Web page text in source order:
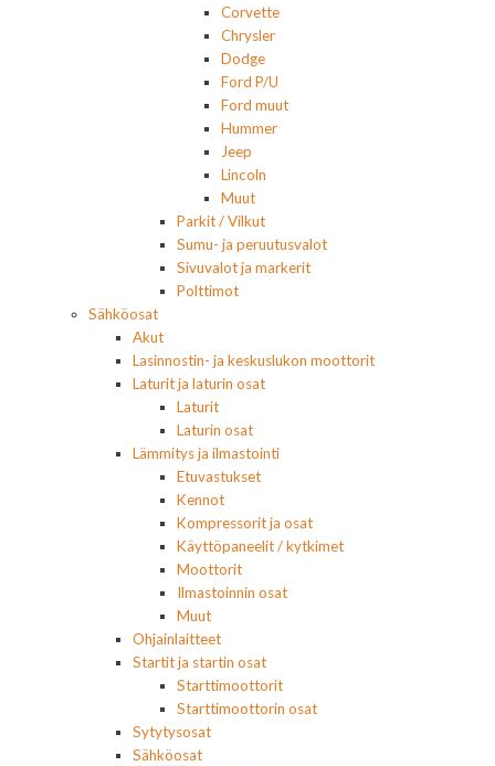
Corvette
Chrysler
Dodge
Ford P/U
Ford muut
Hummer
Jeep
Lincoln
Muut
Parkit / Vilkut
Sumu- ja peruutusvalot
Sivuvalot ja markerit
Polttimot
Sähköosat
Akut
Lasinnostin- ja keskuslukon moottorit
Laturit ja laturin osat
Laturit
Laturin osat
Lämmitys ja ilmastointi
Etuvastukset
Kennot
Kompressorit ja osat
Käyttöpaneelit / kytkimet
Moottorit
Ilmastoinnin osat
Muut
Ohjainlaitteet
Startit ja startin osat
Starttimoottorit
Starttimoottorin osat
Sytytysosat
Sähköosat